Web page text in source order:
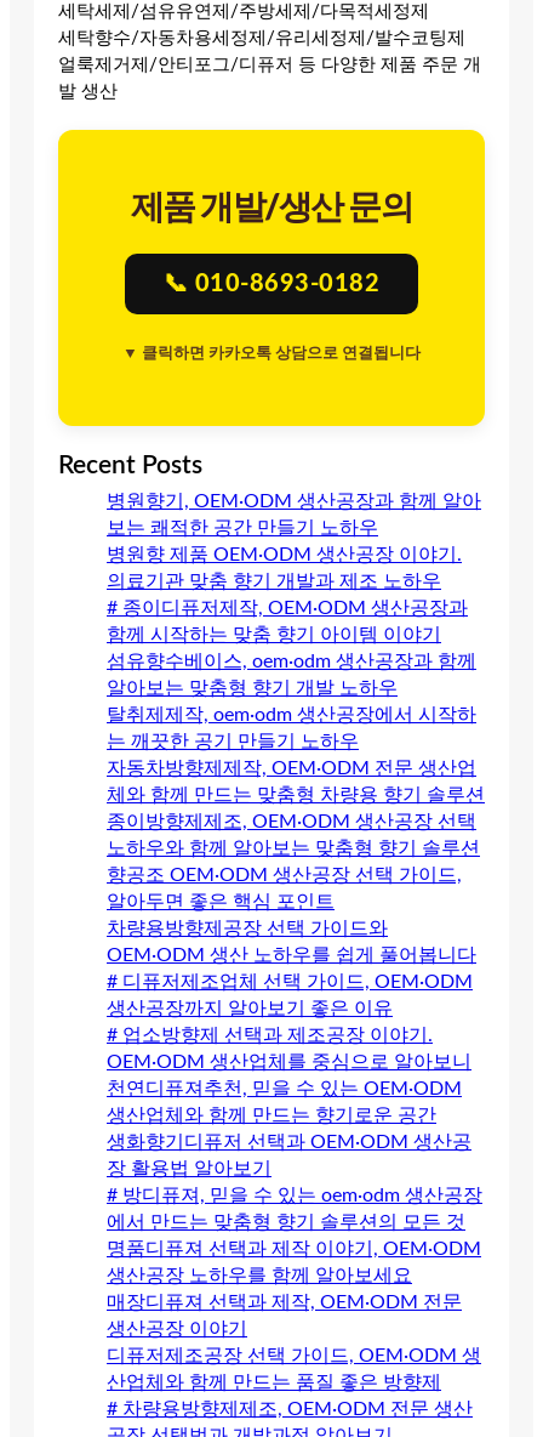
세탁세제/섬유유연제/주방세제/다목적세정제
세탁향수/자동차용세정제/유리세정제/발수코팅제
얼룩제거제/안티포그/디퓨저 등 다양한 제품 주문 개
발 생산
제품 개발/생산 문의
📞 010-8693-0182
▼ 클릭하면 카카오톡 상담으로 연결됩니다
Recent Posts
병원향기, OEM·ODM 생산공장과 함께 알아
보는 쾌적한 공간 만들기 노하우
병원향 제품 OEM·ODM 생산공장 이야기.
의료기관 맞춤 향기 개발과 제조 노하우
# 종이디퓨저제작, OEM·ODM 생산공장과
함께 시작하는 맞춤 향기 아이템 이야기
섬유향수베이스, oem·odm 생산공장과 함께
알아보는 맞춤형 향기 개발 노하우
탈취제제작, oem·odm 생산공장에서 시작하
는 깨끗한 공기 만들기 노하우
자동차방향제제작, OEM·ODM 전문 생산업
체와 함께 만드는 맞춤형 차량용 향기 솔루션
종이방향제제조, OEM·ODM 생산공장 선택
노하우와 함께 알아보는 맞춤형 향기 솔루션
향공조 OEM·ODM 생산공장 선택 가이드,
알아두면 좋은 핵심 포인트
차량용방향제공장 선택 가이드와
OEM·ODM 생산 노하우를 쉽게 풀어봅니다
# 디퓨저제조업체 선택 가이드, OEM·ODM
생산공장까지 알아보기 좋은 이유
# 업소방향제 선택과 제조공장 이야기.
OEM·ODM 생산업체를 중심으로 알아보니
천연디퓨져추천, 믿을 수 있는 OEM·ODM
생산업체와 함께 만드는 향기로운 공간
생화향기디퓨저 선택과 OEM·ODM 생산공
장 활용법 알아보기
# 방디퓨져, 믿을 수 있는 oem·odm 생산공장
에서 만드는 맞춤형 향기 솔루션의 모든 것
명품디퓨져 선택과 제작 이야기, OEM·ODM
생산공장 노하우를 함께 알아보세요
매장디퓨져 선택과 제작, OEM·ODM 전문
생산공장 이야기
디퓨저제조공장 선택 가이드, OEM·ODM 생
산업체와 함께 만드는 품질 좋은 방향제
# 차량용방향제제조, OEM·ODM 전문 생산